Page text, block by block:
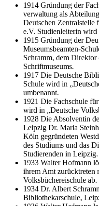
1914 Gründung der
verwaltung als
Deutschen Zentralstelle
e.V. Studienleiterin
1915 Gründung der
Museumsbeamten-
Schramm, dem Direktor
Schriftmuseums.
1917 Die Deutsche
Schule wird in
umbenannt.
1921 Die Fachschule
wird in „Deutsche
1928 Die Absolventin
Leipzig Dr. Maria
Köln gegründeten
des Studiums und das
Studierenden in Leipzig.
1933 Walter Hofmann
ihrem Amt zurücktreten
Volksbüchereischule ab.
1934 Dr. Albert
Bibliothekarschule,